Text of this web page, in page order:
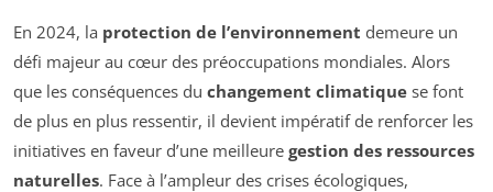
En 2024, la protection de l’environnement demeure un
défi majeur au cœur des préoccupations mondiales. Alors
que les conséquences du changement climatique se font
de plus en plus ressentir, il devient impératif de renforcer les
initiatives en faveur d’une meilleure gestion des ressources
naturelles. Face à l’ampleur des crises écologiques,